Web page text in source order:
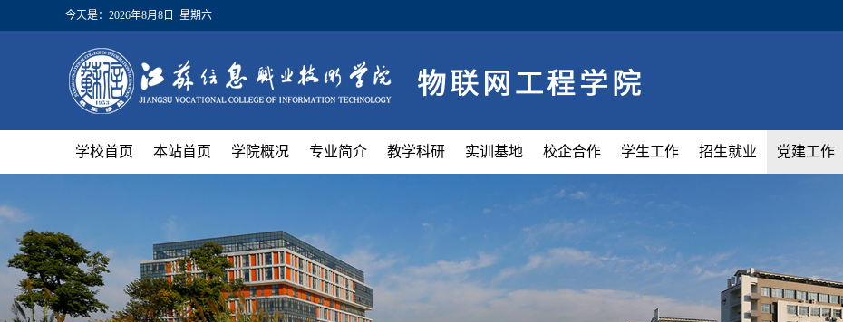
今天是： 2026年8月8日 星期六
学校首页 本站首页 学院概况 专业简介 教学科研 实训基地 校企合作 学生工作 招生就业 党建工作